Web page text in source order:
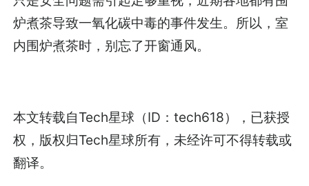
炉煮茶导致一氧化碳中毒的事件发生。所以，室
内围炉煮茶时，别忘了开窗通风。
本文转载自Tech星球（ID：tech618），已获授
权，版权归Tech星球所有，未经许可不得转载或
翻译。